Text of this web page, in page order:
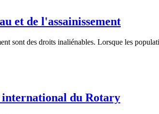
et de l'assainissement
sont des droits inaliénables. Lorsque les
du Rotary